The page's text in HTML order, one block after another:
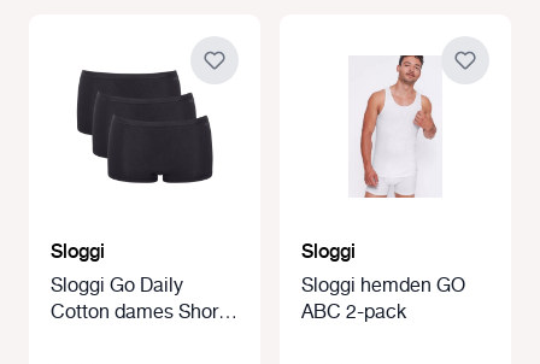
Sloggi
Sloggi Go Daily
Cotton dames Short
Sloggi
Sloggi hemden GO
ABC 2-pack